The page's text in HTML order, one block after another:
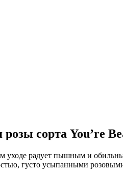
сорта You’re
радует пышным и
густо усыпанными